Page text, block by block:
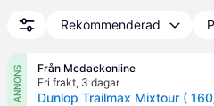
Rekommenderad
ANNONS
Från Mcdackonline
Fri frakt, 3 dagar